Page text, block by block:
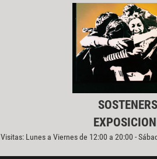
Visitas: Lunes a Viernes de 12:00 a 20:00 -